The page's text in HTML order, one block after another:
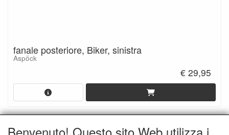
fanale posteriore, Biker, sinistra
Aspöck
€ 29,95